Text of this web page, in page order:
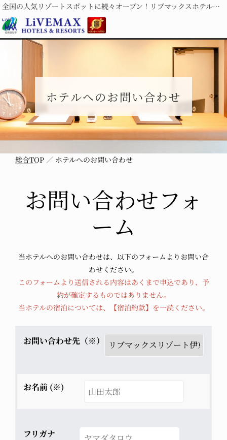
全国の人気リゾートスポットに続々オープン！リブマックスホテルズ＆リゾーツ
ホテルへのお問い合わせ
総合TOP ホテルへのお問い合わせ
お問い合わせフォ
ーム
当ホテルへのお問い合わせは、以下のフォームよりお問い合
わせください。
このフォームより送信される内容はあくまで申込であり、予
約が確定するものではありません。
当ホテルの宿泊については、
【宿泊約款】 を一読ください。
お問い合わせ先（※）
お名前 (※)
フリガナ